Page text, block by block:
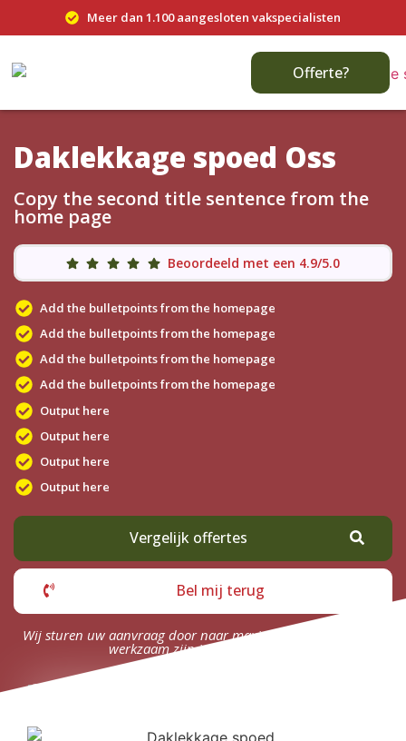
Meer dan 1.100 aangesloten vakspecialisten
Offerte?
Daklekkage spoed Oss
Copy the second title sentence from the
home page
Beoordeeld met een 4.9/5.0
Add the bulletpoints from the homepage
Add the bulletpoints from the homepage
Add the bulletpoints from the homepage
Add the bulletpoints from the homepage
Output here
Output here
Output here
Output here
Vergelijk offertes
Bel mij terug
Wij sturen uw aanvraag door naar maximaal 4 bedrijven die
werkzaam zijn in uw omgeving.